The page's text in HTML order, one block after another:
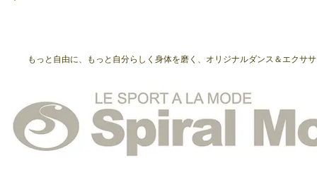
もっと自由に、もっと自分らしく身体を磨く、オリジナルダンス＆エクサ